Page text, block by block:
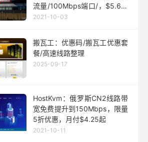
流量/100Mbps端口/，$5.63/
月起
2021-10-03
搬瓦工：优惠码/搬瓦工优惠套
餐/高速线路整理
2025-09-17
HostKvm：俄罗斯CN2线路带
宽免费提升到150Mbps，限量
5折优惠，月付$4.25起
2021-10-11